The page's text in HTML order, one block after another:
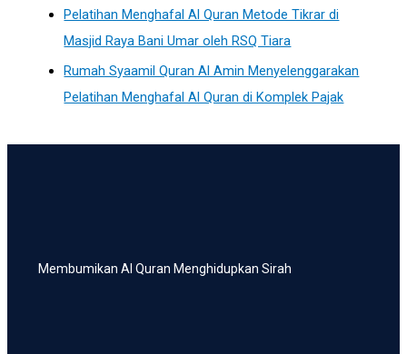
Pelatihan Menghafal Al Quran Metode Tikrar di
Masjid Raya Bani Umar oleh RSQ Tiara
Rumah Syaamil Quran Al Amin Menyelenggarakan
Pelatihan Menghafal Al Quran di Komplek Pajak
Membumikan Al Quran Menghidupkan Sirah